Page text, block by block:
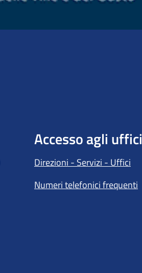
Accesso agli uffici
Direzioni - Servizi - Uffici
Numeri telefonici frequenti